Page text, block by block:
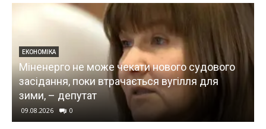
ВІЙНА
Кількість поранених у Павлограді зросла до 9,
серед них четверо дітей
09.08.2026 0